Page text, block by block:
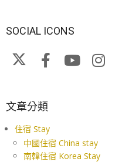
SOCIAL ICONS
文章分類
住宿 Stay
中國住宿 China stay
南韓住宿 Korea Stay